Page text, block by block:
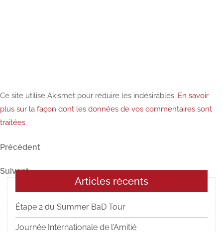
Ce site utilise Akismet pour réduire les indésirables. En savoir
plus sur la façon dont les données de vos commentaires sont
traitées.
Navigation
de
l’article
Article
Précédent
Article
suivant
Suivant
Articles récents
Étape 2 du Summer BaD Tour
Journée Internationale de l’Amitié